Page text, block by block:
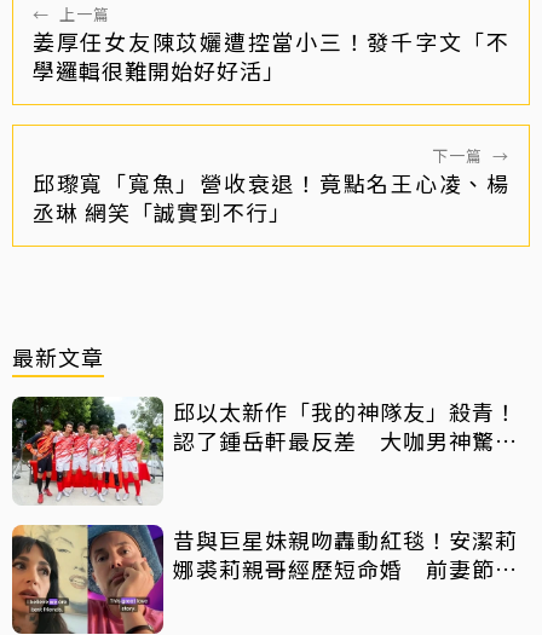
← 上一篇
姜厚任女友陳苡孋遭控當小三！發千字文「不
學邏輯很難開始好好活」
下一篇 →
邱瓈寬「寬魚」營收衰退！竟點名王心凌、楊
丞琳 網笑「誠實到不行」
最新文章
邱以太新作「我的神隊友」殺青！
認了鍾岳軒最反差 大咖男神驚喜
昔與巨星妹親吻轟動紅毯！安潔莉
娜裘莉親哥經歷短命婚 前妻節目